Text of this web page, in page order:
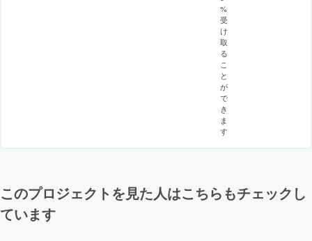
%
受
け
取
る
こ
と
が
で
き
ま
す
このプロジェクトを見た人はこちらもチェックし
ています